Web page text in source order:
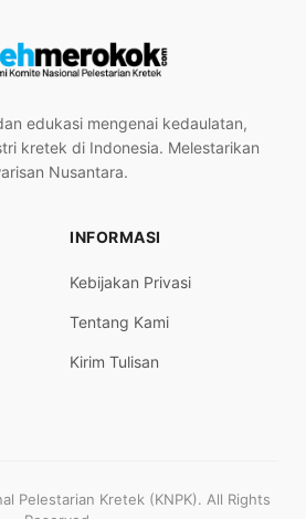
edukasi mengenai kedaulatan,
kretek di Indonesia. Melestarikan
Nusantara.
INFORMASI
Kebijakan Privasi
Tentang Kami
Kirim Tulisan
Pelestarian Kretek (KNPK). All Rights